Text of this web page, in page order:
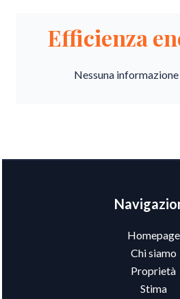
Efficienza
Nessuna
Homepage
Chi siamo
Proprietà
Stima